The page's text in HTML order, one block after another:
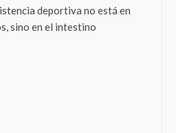
deportiva no está en
sino en el intestino